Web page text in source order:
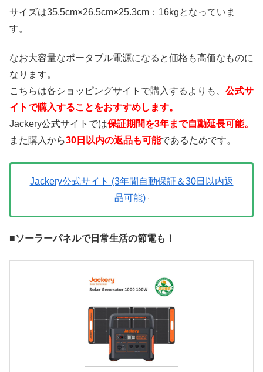
サイズは35.5cm×26.5cm×25.3cm：16kgとなっていま
す。
なお大容量なポータブル電源になると価格も高価なものに
なります。
こちらは各ショッピングサイトで購入するよりも、 公式サ
イトで購入することをおすすめします。
Jackery公式サイトでは保証期間を3年まで自動延長可能。
また購入から30日以内の返品も可能であるためです。
Jackery公式サイト (3年間自動保証＆30日以内返
品可能)
■ソーラーパネルで日常生活の節電も！